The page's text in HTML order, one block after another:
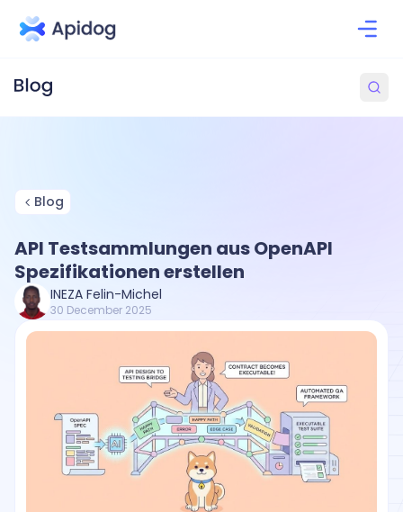
Blog
API Testsammlungen aus OpenAPI
Spezifikationen erstellen
INEZA Felin-Michel
30 December 2025